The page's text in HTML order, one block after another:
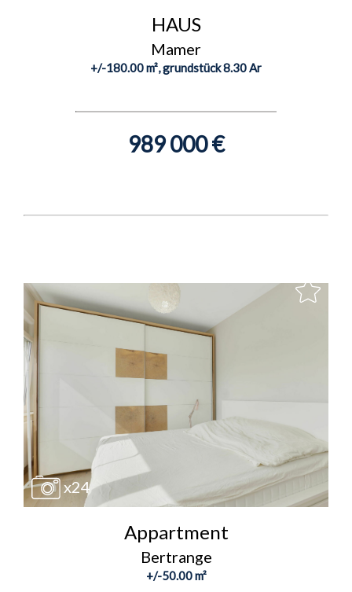
HAUS
Mamer
+/-180.00 m², grundstück 8.30 Ar
989 000 €
x24
Appartment
Bertrange
+/-50.00 m²